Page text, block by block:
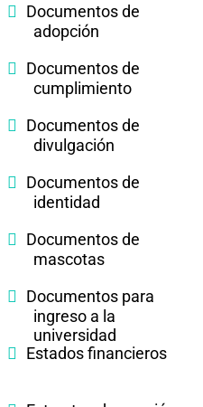
Documentos de
adopción
Documentos de
cumplimiento
Documentos de
divulgación
Documentos de
identidad
Documentos de
mascotas
Documentos para
ingreso a la
universidad
Estados financieros